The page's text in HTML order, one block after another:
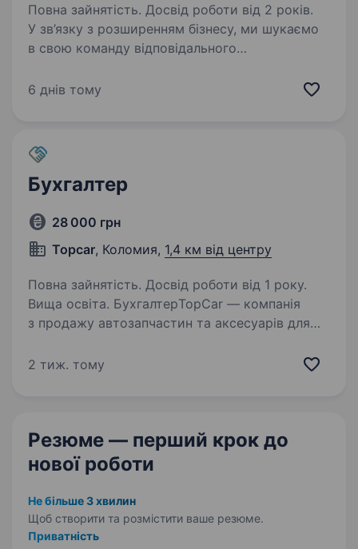
Повна зайнятість. Досвід роботи від 2 років.
У зв’язку з розширенням бізнесу, ми шукаємо
в свою команду відповідального
економічна освіта — Досвід роботи
6 днів тому
Бухгалтер
28 000 грн
Topcar, Коломия, 1,4 км від центру
Повна зайнятість. Досвід роботи від 1 року.
Вища освіта. БухгалтерTopCar — компанія
з продажу автозапчастин та аксесуарів для
бухгалтера. Зарплата: 28 000 грн
2 тиж. тому
Резюме — перший крок до
нової роботи
Не більше 3 хвилин
Щоб створити та розмістити ваше резюме.
Приватність